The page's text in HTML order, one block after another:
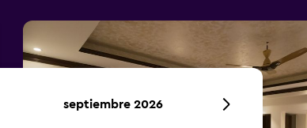
septiembre 2026